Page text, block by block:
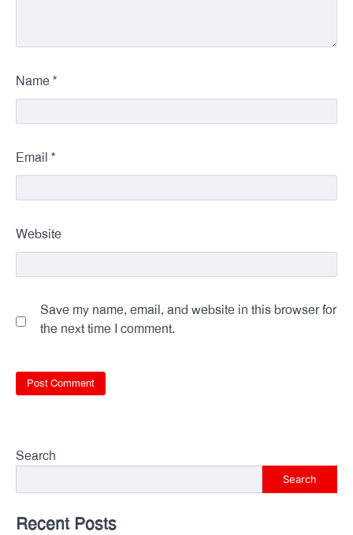
Name *
Email *
Website
Save my name, email, and website in this browser for
the next time I comment.
Search
Search
Recent Posts